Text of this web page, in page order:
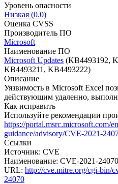
Уровень опасности
Низкая (0.0)
Оценка CVSS
Производитель ПО
Microsoft
Наименование ПО
Microsoft Updates (KB4493192,
KB4493211, KB4493222)
Описание
Уязвимость в Microsoft Excel
действующим удаленно,
Как исправить
Используйте рекомендации
https://portal.msrc.microsoft.com/
guidance/advisory/CVE-2021-
Ссылки
Источник: CVE
Наименование: CVE-2021-24070
URL: http://cve.mitre.org/cgi-bin/
24070